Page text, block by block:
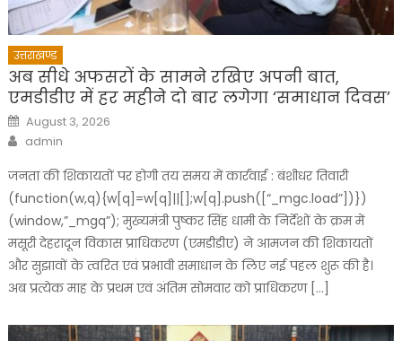
उत्तराखण्ड
अब सीधे अफसरों के सामने रखिए अपनी बात,
एमडीडीए में हर महीने दो बार लगेगा ‘समाधान दिवस’
Posted
on
August 3, 2026
Author
admin
जनता की शिकायतों पर होगी तय समय में कार्रवाई : बंशीधर तिवारी
(function(w,q){w[q]=w[q]||[];w[q].push([“_mgc.load”])})
(window,”_mgq”); मुख्यमंत्री पुष्कर सिंह धामी के निर्देशों के क्रम में
मसूरी देहरादून विकास प्राधिकरण (एमडीडीए) ने आमजन की शिकायतों
और सुझावों के त्वरित एवं प्रभावी समाधान के लिए नई पहल शुरू की है।
अब प्रत्येक माह के प्रथम एवं अंतिम सोमवार को प्राधिकरण […]